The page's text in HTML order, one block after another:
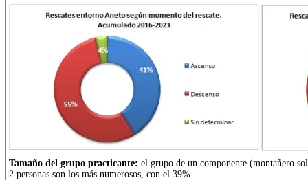
Tamaño del grupo practicante: el grupo de un componente (montañero
2 personas son los más numerosos, con el 39%.